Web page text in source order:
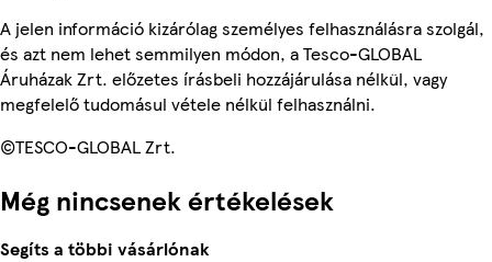
A jelen információ kizárólag személyes felhasználásra szolgál,
és azt nem lehet semmilyen módon, a Tesco-GLOBAL
Áruházak Zrt. előzetes írásbeli hozzájárulása nélkül, vagy
megfelelő tudomásul vétele nélkül felhasználni.
©TESCO-GLOBAL Zrt.
Még nincsenek értékelések
Segíts a többi vásárlónak